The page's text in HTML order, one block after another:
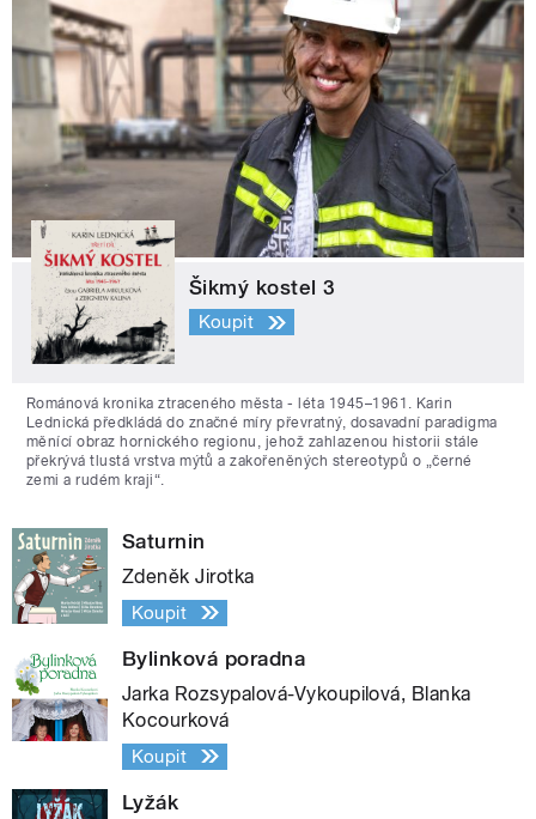
Šikmý kostel 3
Koupit
Románová kronika ztraceného města - léta 1945–1961. Karin
Lednická předkládá do značné míry převratný, dosavadní paradigma
měnící obraz hornického regionu, jehož zahlazenou historii stále
překrývá tlustá vrstva mýtů a zakořeněných stereotypů o „černé
zemi a rudém kraji“.
Saturnin
Zdeněk Jirotka
Koupit
Bylinková poradna
Jarka Rozsypalová-Vykoupilová, Blanka
Kocourková
Koupit
Lyžák